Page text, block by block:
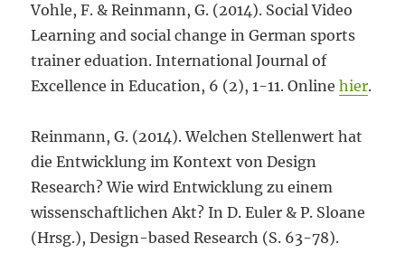
Vohle, F. & Reinmann, G. (2014). Social Video
Learning and social change in German sports
trainer eduation. International Journal of
Excellence in Education, 6 (2), 1-11. Onlinehier.
Reinmann, G. (2014). Welchen Stellenwert hat
die Entwicklung im Kontext von Design
Research? Wie wird Entwicklung zu einem
wissenschaftlichen Akt? In D. Euler & P. Sloane
(Hrsg.), Design-based Research (S. 63-78).